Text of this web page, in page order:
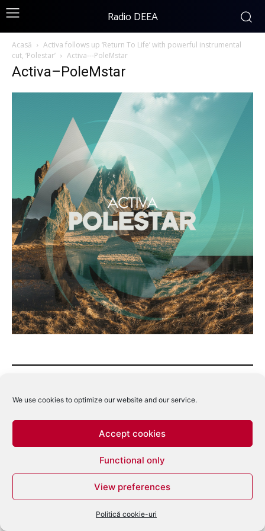
We use cookies to optimize our website and our service.
Accept cookies
Functional only
View preferences
Politică cookie-uri
Radio DEEA
Acasă
Activa follows up ‘Return To Life’ with powerful instrumental
cut, ‘Polestar’
Activa---PoleMstar
Activa–PoleMstar
Tastează emailul tău...